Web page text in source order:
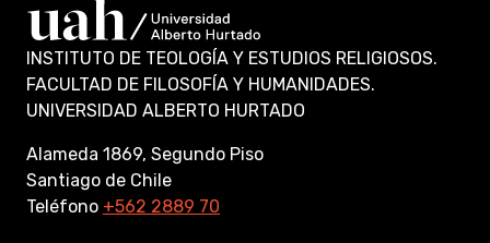
INSTITUTO DE TEOLOGÍA Y ESTUDIOS RELIGIOSOS.
FACULTAD DE FILOSOFÍA Y HUMANIDADES.
UNIVERSIDAD ALBERTO HURTADO
Alameda 1869, Segundo Piso
Santiago de Chile
Teléfono +562 2889 70